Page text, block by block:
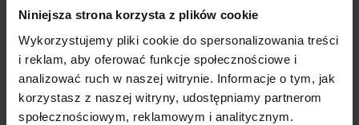
Niniejsza strona korzysta z plików cookie
Wykorzystujemy pliki cookie do spersonalizowania treści
i reklam, aby oferować funkcje społecznościowe i
analizować ruch w naszej witrynie. Informacje o tym, jak
korzystasz z naszej witryny, udostępniamy partnerom
społecznościowym, reklamowym i analitycznym.
Sukces Social Media Marketingu polega na
unikalnych zaletach, których nie są w stanie
zapewnić inne formy reklamy. Do
najważniejszych korzyści należą: